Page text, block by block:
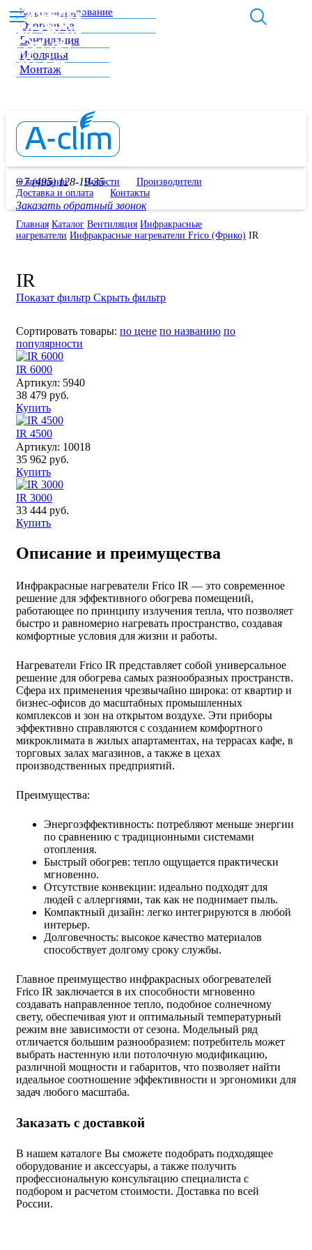
Кондиционирование
Отопление
Вентиляция
Изоляция
Монтаж
+7 (495) 128-19-35
Заказать обратный звонок
О компании Новости
Производители
Доставка и оплата
Контакты
Главная Каталог Вентиляция Инфракрасные
нагреватели Инфракрасные нагреватели Frico (Фрико) IR
IR
Показат фильтр Скрыть фильтр
Сортировать товары: по цене по названию по
популярности
IR 6000
Артикул: 5940
38 479 руб.
Купить
IR 4500
Артикул: 10018
35 962 руб.
Купить
IR 3000
33 444 руб.
Купить
Описание и преимущества
Инфракрасные нагреватели Frico IR — это современное
решение для эффективного обогрева помещений,
работающее по принципу излучения тепла, что позволяет
быстро и равномерно нагревать пространство, создавая
комфортные условия для жизни и работы.
Нагреватели Frico IR представляет собой универсальное
решение для обогрева самых разнообразных пространств.
Сфера их применения чрезвычайно широка: от квартир и
бизнес-офисов до масштабных промышленных
комплексов и зон на открытом воздухе. Эти приборы
эффективно справляются с созданием комфортного
микроклимата в жилых апартаментах, на террасах кафе, в
торговых залах магазинов, а также в цехах
производственных предприятий.
Преимущества:
Энергоэффективность: потребляют меньше энергии
по сравнению с традиционными системами
отопления.
Быстрый обогрев: тепло ощущается практически
мгновенно.
Отсутствие конвекции: идеально подходят для
людей с аллергиями, так как не поднимает пыль.
Компактный дизайн: легко интегрируются в любой
интерьер.
Долговечность: высокое качество материалов
способствует долгому сроку службы.
Главное преимущество инфракрасных обогревателей
Frico IR заключается в их способности мгновенно
создавать направленное тепло, подобное солнечному
свету, обеспечивая уют и оптимальный температурный
режим вне зависимости от сезона. Модельный ряд
отличается большим разнообразием: потребитель может
выбрать настенную или потолочную модификацию,
различной мощности и габаритов, что позволяет найти
идеальное соотношение эффективности и эргономики для
задач любого масштаба.
Заказать с доставкой
В нашем каталоге Вы сможете подобрать подходящее
оборудование и аксессуары, а также получить
профессиональную консультацию специалиста с
подбором и расчетом стоимости. Доставка по всей
России.